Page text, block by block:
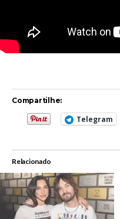
Compartilhe:
Telegram
Relacionado